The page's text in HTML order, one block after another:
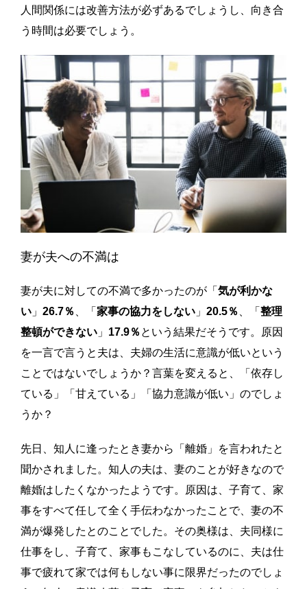
人間関係には改善方法が必ずあるでしょうし、向き合
う時間は必要でしょう。
妻が夫への不満は
妻が夫に対しての不満で多かったのが「 気が利かな
い 」 26.7％ 、「 家事の協力をしない 」 20.5％ 、「 整理
整頓ができない 」 17.9％ という結果だそうです。原因
を一言で言うと夫は、夫婦の生活に意識が低いという
ことではないでしょうか？言葉を変えると、「依存し
ている」「甘えている」「協力意識が低い」のでしょ
うか？
先日、知人に逢ったとき妻から「離婚」を言われたと
聞かされました。知人の夫は、妻のことが好きなので
離婚はしたくなかったようです。原因は、子育て、家
事をすべて任して全く手伝わなかったことで、妻の不
満が爆発したとのことでした。その奥様は、夫同様に
仕事をし、子育て、家事もこなしているのに、夫は仕
事で疲れて家では何もしない事に限界だったのでしょ